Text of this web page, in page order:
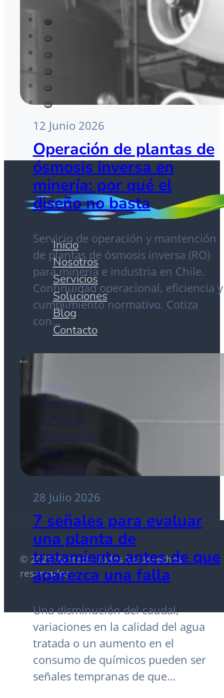
12 Junio 2026
Operación de plantas de
ósmosis inversa en
minería: por qué el
diseño no basta
Servicio de operación y mantención
de plantas de ósmosis inversa (RO)
para minería e industria en Chile.
Continuidad operacional, eficiencia y
cumplimiento normativo. Cotiza
con…
28 Julio 2026
7 señales para evaluar
una planta de
tratamiento antes de que
aparezca una falla
Una disminución del caudal,
variaciones en la calidad del agua
tratada o un aumento en el
consumo de químicos pueden ser
señales tempranas de que…
Inicio
Nosotros
Servicios
Soluciones
Blog
Contacto
Inicio
Nosotros
Servicios
Soluciones
Blog
Contacto
© 2026 Vantech. Todos los derechos
reservados.